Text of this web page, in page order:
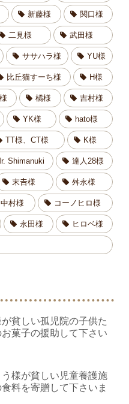
新藤様 関口様
二見様 武田様
ササハラ様 YU様
比丘猫すーち様 H様
橘様 吉村様
YK様 hato様
TT様、CT様 K様
Shimanuki 達人28様
末𠮷様 舛永様
中村様 コーノヒロ様
永田様 ヒロベ様
貧しい孤児院の子供た
菓子の援助して下さい
様が貧しい児童養護施
料を寄贈して下さいま